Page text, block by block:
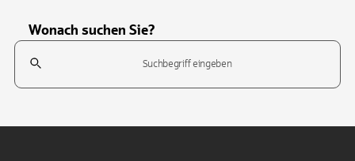
Wonach suchen Sie?
Suchfeld